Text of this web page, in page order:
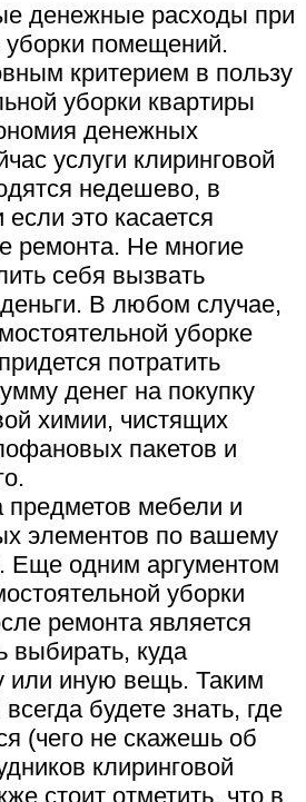
денежные расходы при
помещений.
критерием в пользу
уборки квартиры
денежных
услуги клиринговой
недешево, в
если это касается
ремонта. Не многие
себя вызвать
В любом случае,
уборке
потратить
денег на покупку
химии, чистящих
пакетов и
предметов мебели и
элементов по вашему
Еще одним аргументом
уборки
ремонта является
выбирать, куда
или иную вещь. Таким
будете знать, где
(чего не скажешь об
клиринговой
стоит отметить, что в